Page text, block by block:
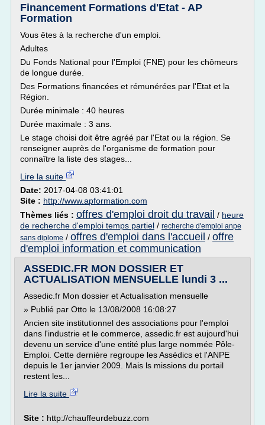
Financement Formations d'Etat - AP
Formation
Vous êtes à la recherche d'un emploi.
Adultes
Du Fonds National pour l'Emploi (FNE) pour les chômeurs
de longue durée.
Des Formations financées et rémunérées par l'Etat et la
Région.
Durée minimale : 40 heures
Durée maximale : 3 ans.
Le stage choisi doit être agréé par l'Etat ou la région. Se
renseigner auprès de l'organisme de formation pour
connaître la liste des stages...
Lire la suite
Date: 2017-04-08 03:41:01
Site : http://www.apformation.com
Thèmes liés : offres d'emploi droit du travail / heure
de recherche d'emploi temps partiel / recherche d'emploi anpe
sans diplome / offres d'emploi dans l'accueil / offre
d'emploi information et communication
ASSEDIC.FR MON DOSSIER ET
ACTUALISATION MENSUELLE lundi 3 ...
Assedic.fr Mon dossier et Actualisation mensuelle
» Publié par Otto le 13/08/2008 16:08:27
Ancien site institutionnel des associations pour l'emploi
dans l'industrie et le commerce, assedic.fr est aujourd'hui
devenu un service d'une entité plus large nommée Pôle-
Emploi. Cette dernière regroupe les Assédics et l'ANPE
depuis le 1er janvier 2009. Mais ls missions du portail
restent les...
Lire la suite
Site : http://chauffeurdebuzz.com